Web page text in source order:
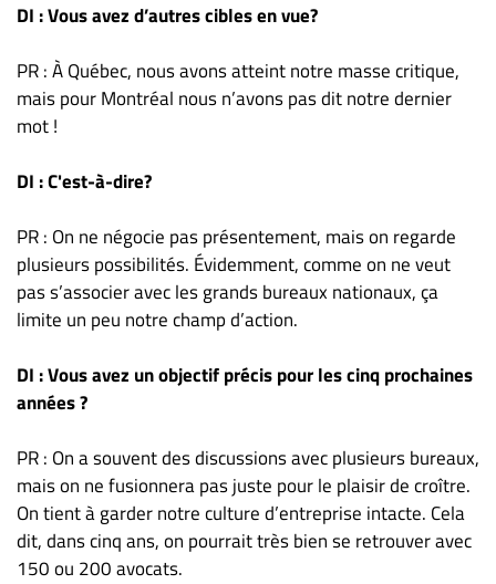
DI : Vous avez d’autres cibles en vue?
PR : À Québec, nous avons atteint notre masse critique,
mais pour Montréal nous n’avons pas dit notre dernier
mot !
DI : C'est-à-dire?
PR : On ne négocie pas présentement, mais on regarde
plusieurs possibilités. Évidemment, comme on ne veut
pas s’associer avec les grands bureaux nationaux, ça
limite un peu notre champ d’action.
DI : Vous avez un objectif précis pour les cinq prochaines
années ?
PR : On a souvent des discussions avec plusieurs bureaux,
mais on ne fusionnera pas juste pour le plaisir de croître.
On tient à garder notre culture d’entreprise intacte. Cela
dit, dans cinq ans, on pourrait très bien se retrouver avec
150 ou 200 avocats.